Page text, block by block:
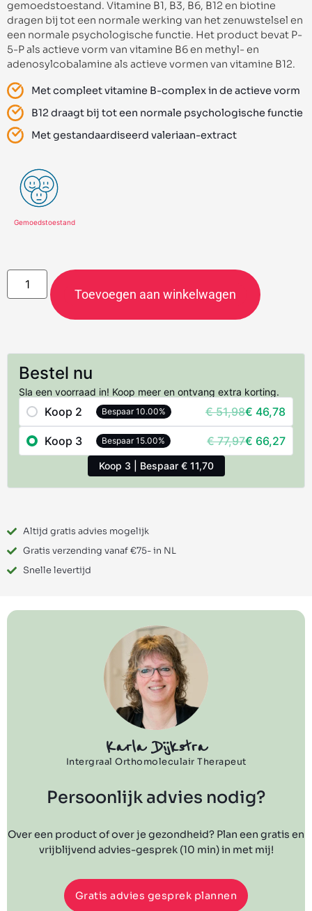
gemoedstoestand. Vitamine B1, B3, B6, B12 en biotine
dragen bij tot een normale werking van het zenuwstelsel en
een normale psychologische functie. Het product bevat P-
5-P als actieve vorm van vitamine B6 en methyl- en
adenosylcobalamine als actieve vormen van vitamine B12.
Met compleet vitamine B-complex in de actieve vorm
B12 draagt bij tot een normale psychologische functie
Met gestandaardiseerd valeriaan-extract
Gemoedstoestand
Toevoegen aan winkelwagen
Bestel nu
Sla een voorraad in! Koop meer en ontvang extra korting.
Koop 2 Bespaar 10.00% €51,98€ 46,78
Koop 3 Bespaar 15.00% €77,97€ 66,27
Koop 3 | Bespaar € 11,70
Altijd gratis advies mogelijk
Gratis verzending vanaf €75- in NL
Snelle levertijd
Karla Dijkstra
Intergraal Orthomoleculair Therapeut
Persoonlijk advies nodig?
Over een product of over je gezondheid? Plan een gratis en
vrijblijvend advies-gesprek (10 min) in met mij!
Gratis advies gesprek plannen